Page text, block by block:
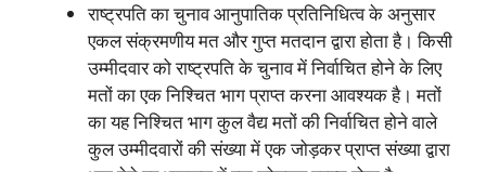
राष्ट्रपति का चुनाव आनुपातिक प्रतिनिधित्व के अनुसार
एकल संक्रमणीय मत और गुप्त मतदान द्वारा होता है। किसी
उम्मीदवार को राष्ट्रपति के चुनाव में निर्वाचित होने के लिए
मतों का एक निश्चित भाग प्राप्त करना आवश्यक है। मतों
का यह निश्चित भाग कुल वैद्य मतों की निर्वाचित होने वाले
कुल उम्मीदवारों की संख्या में एक जोड़कर प्राप्त संख्या द्वारा